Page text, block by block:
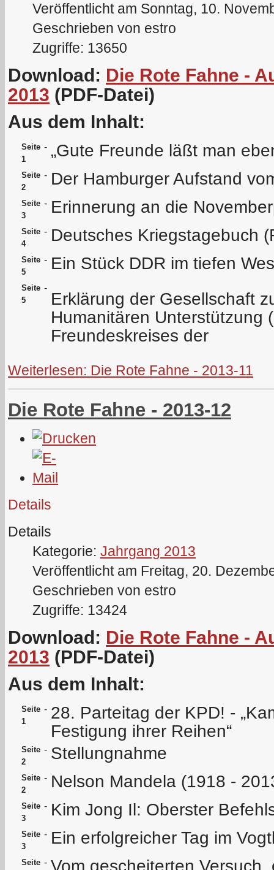
Veröffentlicht am Sonntag, 10.
Geschrieben von estro
Zugriffe: 13650
Download: Die Rote Fahne -
2013 (PDF-Datei)
Aus dem Inhalt:
Seite
1
- „Gute Freunde läßt man
Seite
2
- Der Hamburger Aufstand
Seite
3
- Erinnerung an die
Seite
4
- Deutsches Kriegstagebuch
Seite
5
- Ein Stück DDR im tiefen
Seite
5
-
Erklärung der Gesellschaft
Humanitären Unterstützung
Freundeskreises der
Weiterlesen: Die Rote Fahne - 2013-11
Die Rote Fahne - 2013-12
Details
Details
Kategorie: Jahrgang 2013
Veröffentlicht am Freitag, 20.
Geschrieben von estro
Zugriffe: 13424
Download: Die Rote Fahne -
2013 (PDF-Datei)
Aus dem Inhalt:
Seite
1
- 28. Parteitag der KPD! -
Festigung ihrer Reihen“
Seite
2
- Stellungnahme
Seite
2
- Nelson Mandela (1918 -
Seite
3
- Kim Jong Il: Oberster
Seite
3
- Ein erfolgreicher Tag im
Seite - Vom gescheiterten